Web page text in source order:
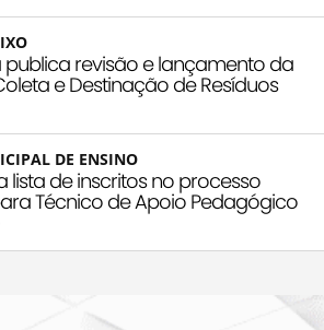
publica revisão e lançamento da
e Destinação de Resíduos
DE ENSINO
lista de inscritos no processo
Técnico de Apoio Pedagógico